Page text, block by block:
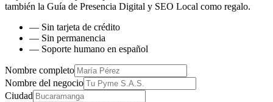
también la Guía de Presencia Digital y SEO Local como regalo.
— Sin tarjeta de crédito
— Sin permanencia
— Soporte humano en español
Nombre completo
Nombre del negocio
Ciudad